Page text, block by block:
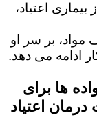
اعتیاد،
مواد، بر سر او
ادامه می دهد.
ها برای
اعتیاد